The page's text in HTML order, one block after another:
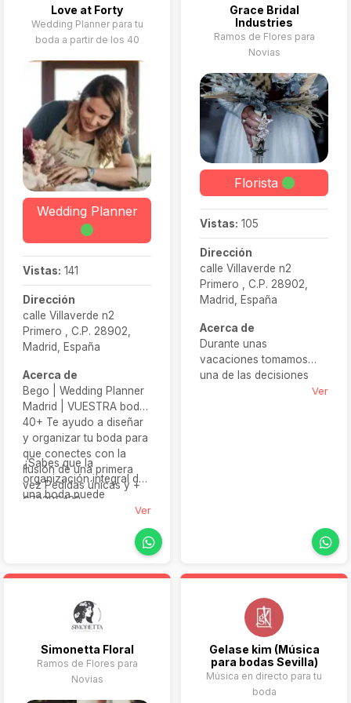
Love at Forty
Wedding Planner para tu
boda a partir de los 40
Wedding Planner
Vistas: 141
Dirección
calle Villaverde n2
Primero , C.P. 28902,
Madrid, España
Acerca de
Bego | Wedding Planner
Madrid | VUESTRA boda
40+ Te ayudo a diseñar
y organizar tu boda para
que conectes con la
ilusión de una primera
vez Pedidas únicas y +
672385433
¿Sabes que la
organización integral de
una boda puede
conllevar alrededor de
conociendo el sector?
puede llevarte a tí si no
FORTY'S SILVER es para
vosotros si: Ya tenéis
organizada toda la boda,
tenéis a todos los
proveedores
contratados pero el día
de vuestra boda solo
Ver
Grace Bridal
Industries
Ramos de Flores para
Novias
Florista
Vistas: 105
Dirección
calle Villaverde n2
Primero , C.P. 28902,
Madrid, España
Acerca de
Durante unas
vacaciones tomamos
una de las decisiones
mundos, a través de los
novia y sus accesorios.
Ver
Simonetta Floral
Ramos de Flores para
Novias
Gelase kim (Música
para bodas Sevilla)
Música en directo para tu
boda